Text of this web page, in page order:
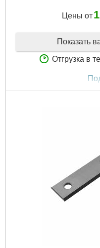
Цены от
Показать
Отгрузка в